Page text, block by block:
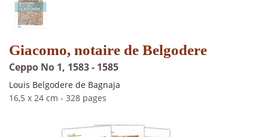
Giacomo, notaire de Belgodere
Ceppo No 1, 1583 - 1585
Louis Belgodere de Bagnaja
16,5 x 24 cm - 328 pages